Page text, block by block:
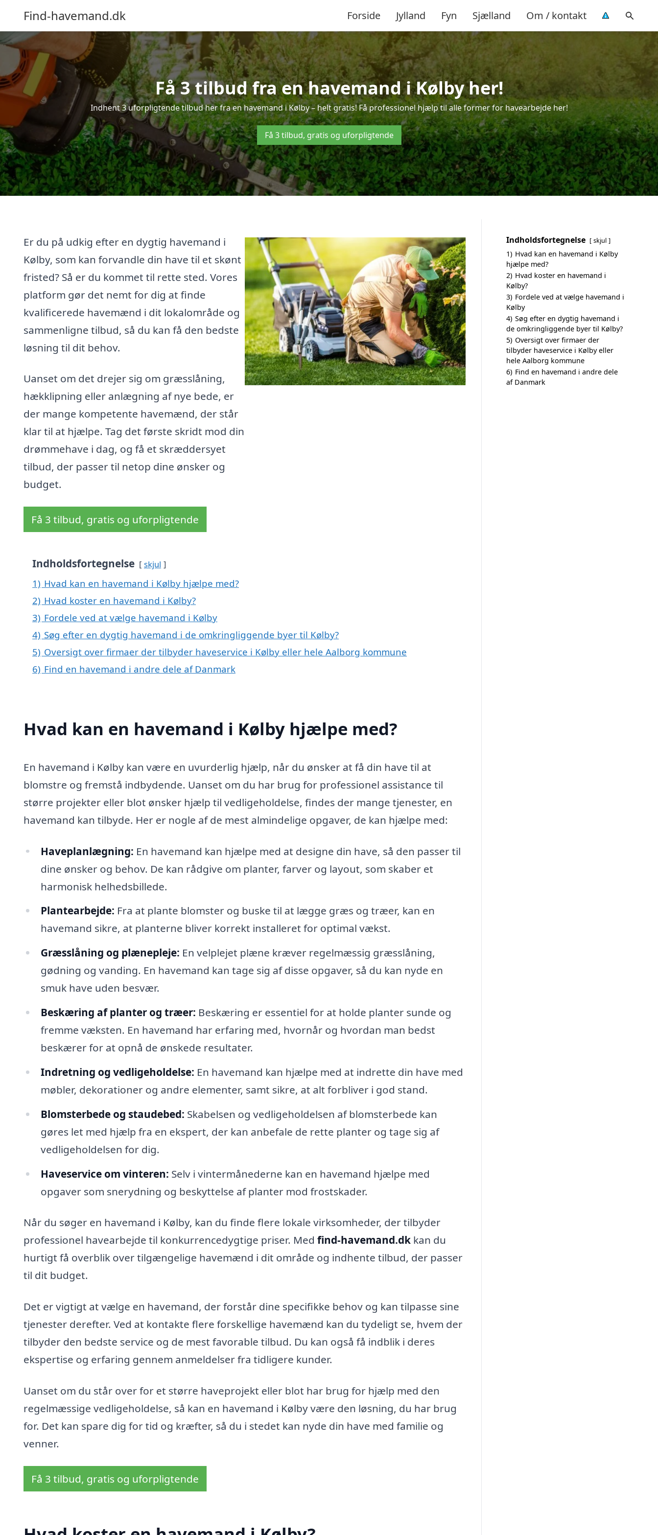
Find-havemand.dk Forside Jylland Fyn Sjælland Om / kontakt
Få 3 tilbud fra en havemand i Kølby her!
Indhent 3 uforpligtende tilbud her fra en havemand i Kølby – helt gratis! Få professionel hjælp til alle former for havearbejde her!
Få 3 tilbud, gratis og uforpligtende
Er du på udkig efter en dygtig havemand i
Kølby, som kan forvandle din have til et skønt
fristed? Så er du kommet til rette sted. Vores
platform gør det nemt for dig at finde
kvalificerede havemænd i dit lokalområde og
sammenligne tilbud, så du kan få den bedste
løsning til dit behov.
Uanset om det drejer sig om græsslåning,
hækklipning eller anlægning af nye bede, er
der mange kompetente havemænd, der står
klar til at hjælpe. Tag det første skridt mod din
drømmehave i dag, og få et skræddersyet
tilbud, der passer til netop dine ønsker og
budget.
Få 3 tilbud, gratis og uforpligtende
Indholdsfortegnelse skjul
1) Hvad kan en havemand i Kølby hjælpe med?
2) Hvad koster en havemand i Kølby?
3) Fordele ved at vælge havemand i Kølby
4) Søg efter en dygtig havemand i de omkringliggende byer til Kølby?
5) Oversigt over firmaer der tilbyder haveservice i Kølby eller hele Aalborg kommune
6) Find en havemand i andre dele af Danmark
Hvad kan en havemand i Kølby hjælpe med?
En havemand i Kølby kan være en uvurderlig hjælp, når du ønsker at få din have til at
blomstre og fremstå indbydende. Uanset om du har brug for professionel assistance til
større projekter eller blot ønsker hjælp til vedligeholdelse, findes der mange tjenester, en
havemand kan tilbyde. Her er nogle af de mest almindelige opgaver, de kan hjælpe med:
Haveplanlægning: En havemand kan hjælpe med at designe din have, så den passer til
dine ønsker og behov. De kan rådgive om planter, farver og layout, som skaber et
harmonisk helhedsbillede.
Plantearbejde: Fra at plante blomster og buske til at lægge græs og træer, kan en
havemand sikre, at planterne bliver korrekt installeret for optimal vækst.
Græsslåning og plænepleje: En velplejet plæne kræver regelmæssig græsslåning,
gødning og vanding. En havemand kan tage sig af disse opgaver, så du kan nyde en
smuk have uden besvær.
Beskæring af planter og træer: Beskæring er essentiel for at holde planter sunde og
fremme væksten. En havemand har erfaring med, hvornår og hvordan man bedst
beskærer for at opnå de ønskede resultater.
Indretning og vedligeholdelse: En havemand kan hjælpe med at indrette din have med
møbler, dekorationer og andre elementer, samt sikre, at alt forbliver i god stand.
Blomsterbede og staudebed: Skabelsen og vedligeholdelsen af blomsterbede kan
gøres let med hjælp fra en ekspert, der kan anbefale de rette planter og tage sig af
vedligeholdelsen for dig.
Haveservice om vinteren: Selv i vintermånederne kan en havemand hjælpe med
opgaver som snerydning og beskyttelse af planter mod frostskader.
Når du søger en havemand i Kølby, kan du finde flere lokale virksomheder, der tilbyder
professionel havearbejde til konkurrencedygtige priser. Med find-havemand.dk kan du
hurtigt få overblik over tilgængelige havemænd i dit område og indhente tilbud, der passer
til dit budget.
Det er vigtigt at vælge en havemand, der forstår dine specifikke behov og kan tilpasse sine
tjenester derefter. Ved at kontakte flere forskellige havemænd kan du tydeligt se, hvem der
tilbyder den bedste service og de mest favorable tilbud. Du kan også få indblik i deres
ekspertise og erfaring gennem anmeldelser fra tidligere kunder.
Uanset om du står over for et større haveprojekt eller blot har brug for hjælp med den
regelmæssige vedligeholdelse, så kan en havemand i Kølby være den løsning, du har brug
for. Det kan spare dig for tid og kræfter, så du i stedet kan nyde din have med familie og
venner.
Få 3 tilbud, gratis og uforpligtende
Indholdsfortegnelse skjul
1) Hvad kan en havemand i Kølby
hjælpe med?
2) Hvad koster en havemand i
Kølby?
3) Fordele ved at vælge havemand i
Kølby
4) Søg efter en dygtig havemand i
de omkringliggende byer til Kølby?
5) Oversigt over firmaer der
tilbyder haveservice i Kølby eller
hele Aalborg kommune
6) Find en havemand i andre dele
af Danmark